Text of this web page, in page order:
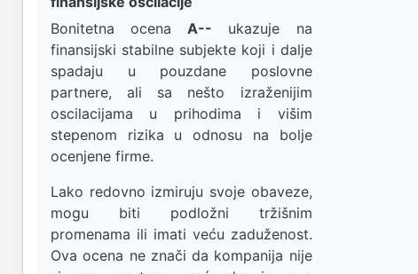
Bonitetna ocenaA-- ukazuje na
finansijski stabilne subjekte koji i dalje
spadaju u pouzdane poslovne
partnere, ali sa nešto izraženijim
oscilacijama u prihodima i višim
stepenom rizika u odnosu na bolje
ocenjene firme.
Lako redovno izmiruju svoje obaveze,
mogu biti podložni tržišnim
promenama ili imati veću zaduženost.
Ova ocena ne znači da kompanija nije